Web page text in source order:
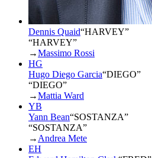
Dennis Quaid“HARVEY”
“HARVEY”
→Massimo Rossi
HG
Hugo Diego Garcia“DIEGO”
“DIEGO”
→Mattia Ward
YB
Yann Bean“SOSTANZA”
“SOSTANZA”
→ Andrea Mete
EH